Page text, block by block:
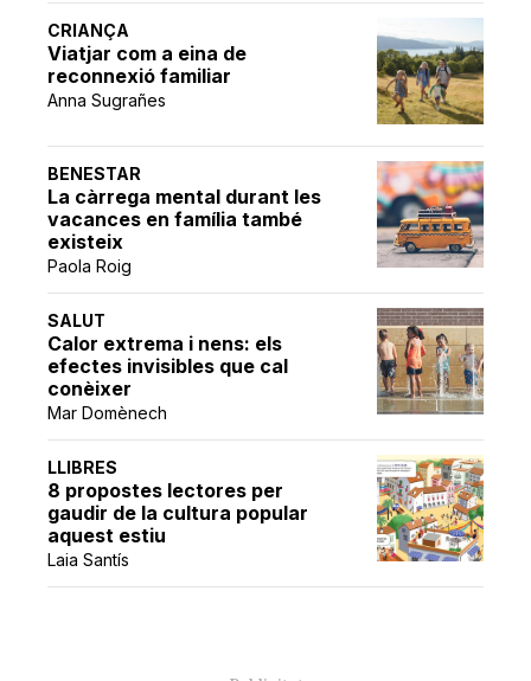
CRIANÇA
Viatjar com a eina de
reconnexió familiar
Anna Sugrañes
BENESTAR
La càrrega mental durant les
vacances en família també
existeix
Paola Roig
SALUT
Calor extrema i nens: els
efectes invisibles que cal
conèixer
Mar Domènech
LLIBRES
8 propostes lectores per
gaudir de la cultura popular
aquest estiu
Laia Santís